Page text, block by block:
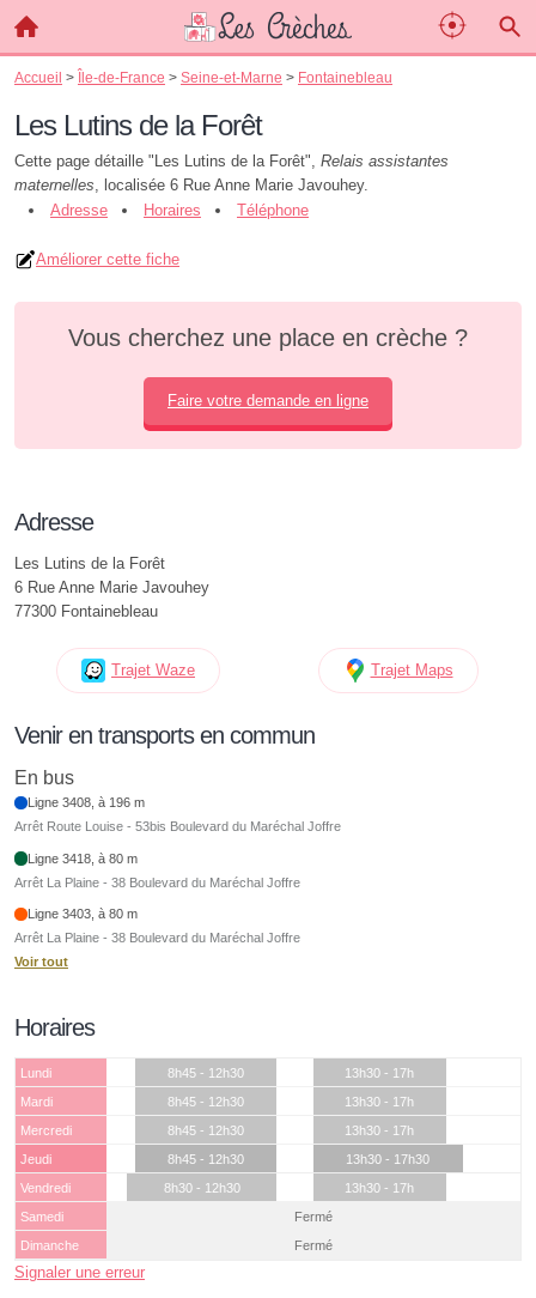
Accueil > Île-de-France > Seine-et-Marne > Fontainebleau
Les Lutins de la Forêt
Cette page détaille "Les Lutins de la Forêt", Relais assistantes
maternelles, localisée 6 Rue Anne Marie Javouhey.
Adresse
Horaires Téléphone
Améliorer cette fiche
Vous cherchez une place en crèche ?
Faire votre demande en ligne
Adresse
Les Lutins de la Forêt
6 Rue Anne Marie Javouhey
77300 Fontainebleau
Trajet Waze Trajet Maps
Venir en transports en commun
En bus
Ligne 3408, à 196 m
Arrêt Route Louise - 53bis Boulevard du Maréchal Joffre
Ligne 3418, à 80 m
Arrêt La Plaine - 38 Boulevard du Maréchal Joffre
Ligne 3403, à 80 m
Arrêt La Plaine - 38 Boulevard du Maréchal Joffre
Voir tout
Horaires
Lundi 8h45 - 12h30
13h30 - 17h
Mardi
8h45 - 12h30
13h30 - 17h
Mercredi
8h45 - 12h30
13h30 - 17h
Jeudi
8h45 - 12h30
13h30 - 17h30
Vendredi
8h30 - 12h30
13h30 - 17h
Samedi
Fermé
Dimanche
Fermé
Signaler une erreur